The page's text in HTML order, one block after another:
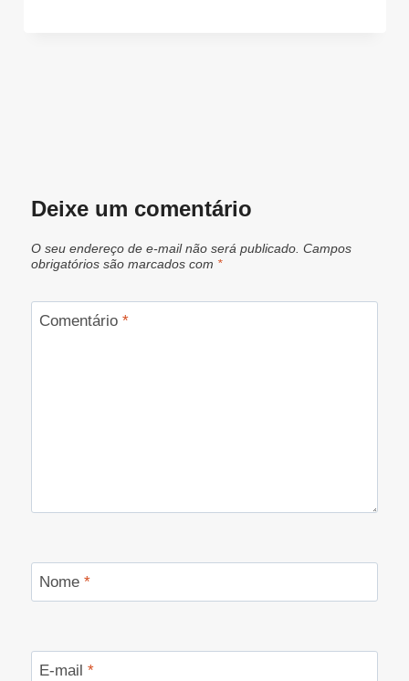
Deixe um comentário
O seu endereço de e-mail não será publicado. Campos
obrigatórios são marcados com *
Comentário *
Nome *
E-mail *